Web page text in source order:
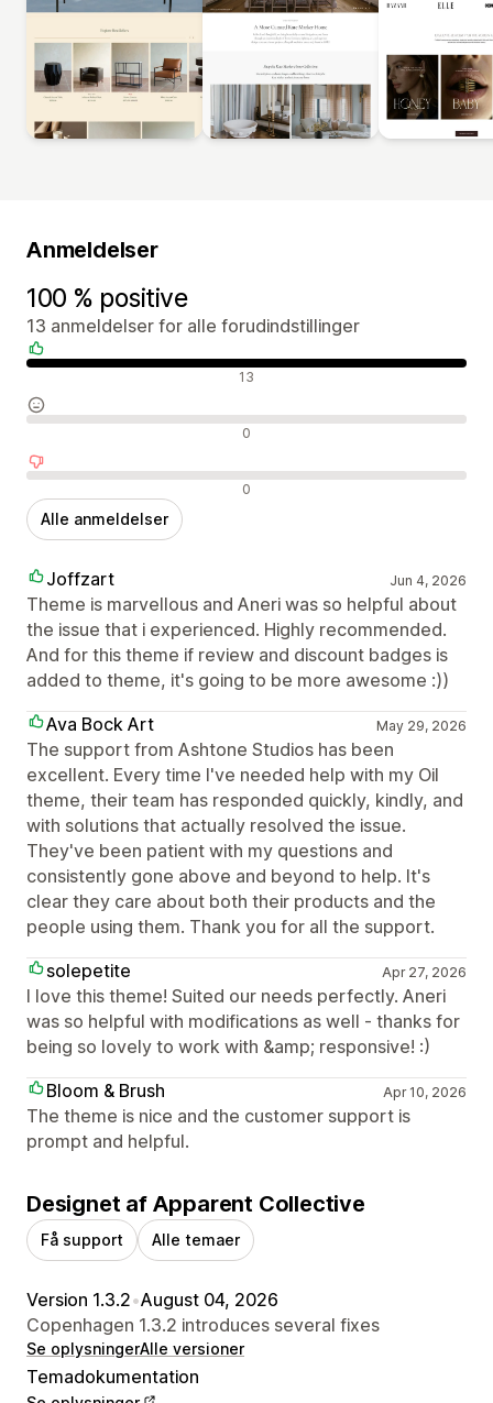
Anmeldelser
100 % positive
13 anmeldelser for alle forudindstillinger
Positive anmeldelser 13
Neutrale anmeldelser 0
Negative anmeldelser 0
Alle anmeldelser
Joffzart Jun 4, 2026
Theme is marvellous and Aneri was so helpful about
the issue that i experienced. Highly recommended.
And for this theme if review and discount badges is
added to theme, it's going to be more awesome :))
Ava Bock Art
May 29, 2026
The support from Ashtone Studios has been
excellent. Every time I've needed help with my Oil
theme, their team has responded quickly, kindly, and
with solutions that actually resolved the issue.
They've been patient with my questions and
consistently gone above and beyond to help. It's
clear they care about both their products and the
people using them. Thank you for all the support.
solepetite
Apr 27, 2026
I love this theme! Suited our needs perfectly. Aneri
was so helpful with modifications as well - thanks for
being so lovely to work with &amp; responsive! :)
Bloom & Brush
Apr 10, 2026
The theme is nice and the customer support is
prompt and helpful.
Designet af Apparent Collective
Få support Alle temaer
Version 1.3.2•August 04, 2026
Copenhagen 1.3.2 introduces several fixes
Se oplysningerAlle versioner
Temadokumentation